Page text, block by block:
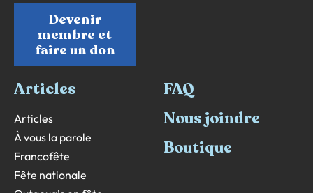
Devenir
membre et
faire un don
Articles
Articles
À vous la parole
Francofête
Fête nationale
FAQ
Nous joindre
Boutique